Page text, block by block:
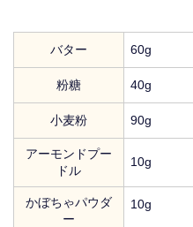
バター 60g
粉糖 40g
小麦粉 90g
アーモンドプー
ドル
10g
かぼちゃパウダ
ー
10g